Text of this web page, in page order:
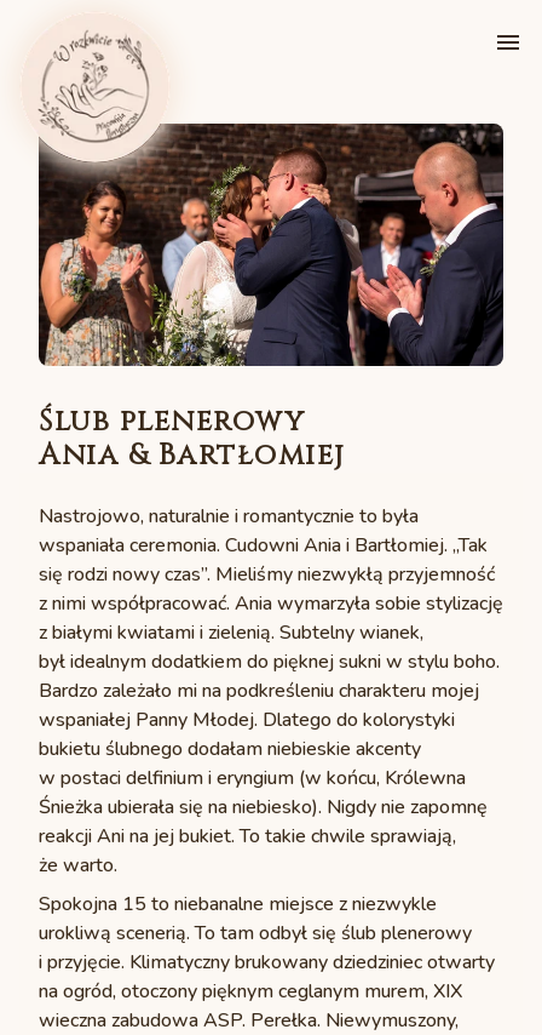
Ślub plenerowy
Ania & Bartłomiej
Nastrojowo, naturalnie i romantycznie to była
wspaniała ceremonia. Cudowni Ania i Bartłomiej. „Tak
się rodzi nowy czas”. Mieliśmy niezwykłą przyjemność
z nimi współpracować. Ania wymarzyła sobie stylizację
z białymi kwiatami i zielenią. Subtelny wianek,
był idealnym dodatkiem do pięknej sukni w stylu boho.
Bardzo zależało mi na podkreśleniu charakteru mojej
wspaniałej Panny Młodej. Dlatego do kolorystyki
bukietu ślubnego dodałam niebieskie akcenty
w postaci delfinium i eryngium (w końcu, Królewna
Śnieżka ubierała się na niebiesko). Nigdy nie zapomnę
reakcji Ani na jej bukiet. To takie chwile sprawiają,
że warto.
Spokojna 15to niebanalne miejsce z niezwykle
urokliwą scenerią. To tam odbył się ślub plenerowy
i przyjęcie. Klimatyczny brukowany dziedziniec otwarty
na ogród, otoczony pięknym ceglanym murem, XIX
wieczna zabudowa ASP. Perełka. Niewymuszony,